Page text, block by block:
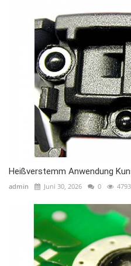
Heißverstemm Anwendung
admin Juni 30, 2026 0 4793